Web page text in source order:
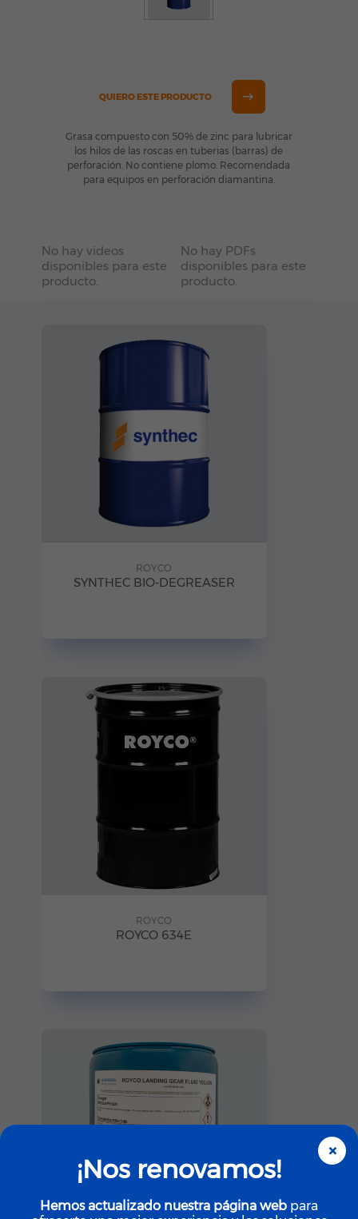
QUIERO ESTE PRODUCTO
Grasa compuesto con 50% de zinc para lubricar
los hilos de las roscas en tuberias (barras) de
perforación. No contiene plomo. Recomendada
para equipos en perforación diamantina.
No hay videos
disponibles para este
producto.
No hay PDFs
disponibles para este
producto.
ROYCO
SYNTHEC BIO-DEGREASER
ROYCO
ROYCO 634E
×
¡Nos renovamos!
Hemos actualizado nuestra página web para